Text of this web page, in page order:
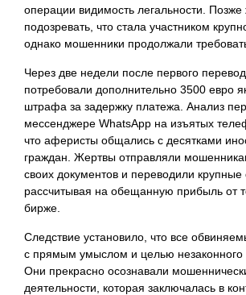
операции видимость легальности. Позже
подозревать, что стала участником
однако мошенники продолжали
Через две недели после первого
потребовали дополнительно 3500 евро
штрафа за задержку платежа. Анализ
мессенджере WhatsApp на изъятых
что аферисты общались с десятками
граждан. Жертвы отправляли
своих документов и переводили крупные
рассчитывая на обещанную прибыль от
бирже.
Следствие установило, что все
с прямым умыслом и целью незаконного
Они прекрасно осознавали
деятельности, которая заключалась в